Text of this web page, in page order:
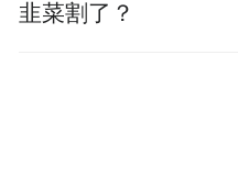
韭菜割了？